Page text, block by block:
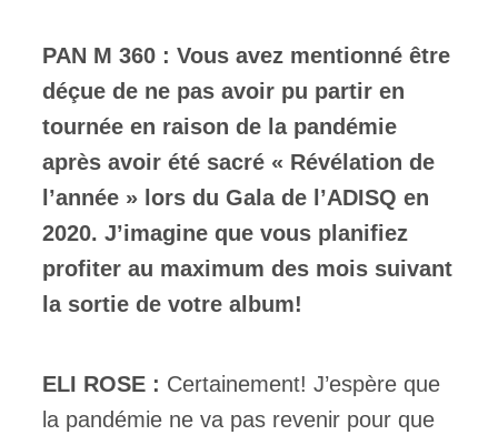
PAN M 360 : Vous avez mentionné être
déçue de ne pas avoir pu partir en
tournée en raison de la pandémie
après avoir été sacré « Révélation de
l’année » lors du Gala de l’ADISQ en
2020. J’imagine que vous planifiez
profiter au maximum des mois suivant
la sortie de votre album!
ELI ROSE : Certainement! J’espère que
la pandémie ne va pas revenir pour que